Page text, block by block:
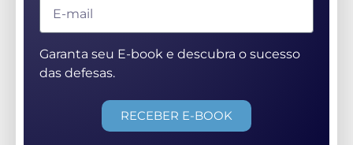
Garanta seu E-book e descubra o sucesso
das defesas.
RECEBER E-BOOK